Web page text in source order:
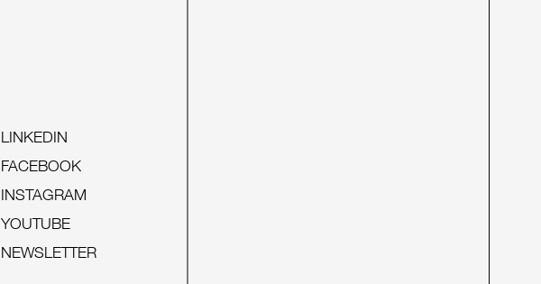
LINKEDIN
FACEBOOK
INSTAGRAM
YOUTUBE
NEWSLETTER